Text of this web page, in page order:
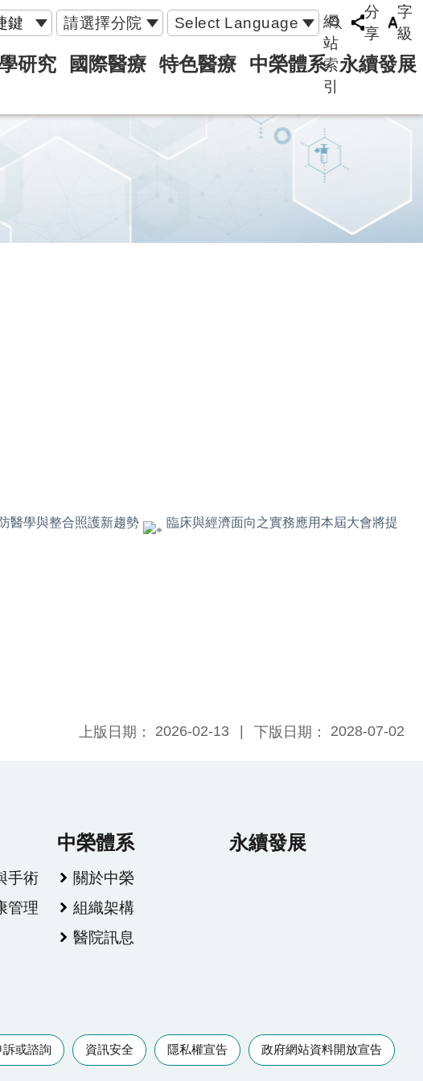
鍵 請選擇分院 Select Language
網
站
索
引
分
享
字
級
研究 國際醫療 特色醫療 中榮體系 永續發展
醫學與整合照護新趨勢
臨床與經濟面向之實務應用本屆大會將提
上版日期： 2026-02-13 下版日期： 2028-07-02
手術
管理
中榮體系
關於中榮
組織架構
醫院訊息
永續發展
或諮詢 資訊安全 隱私權宣告 政府網站資料開放宣告